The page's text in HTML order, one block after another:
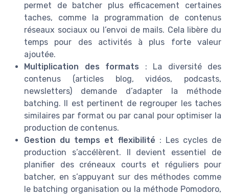
permet de batcher plus efficacement certaines
taches, comme la programmation de contenus
réseaux sociaux ou l’envoi de mails. Cela libère du
temps pour des activités à plus forte valeur
ajoutée.
Multiplication des formats : La diversité des
contenus (articles blog, vidéos, podcasts,
newsletters) demande d’adapter la méthode
batching. Il est pertinent de regrouper les taches
similaires par format ou par canal pour optimiser la
production de contenus.
Gestion du temps et flexibilité : Les cycles de
production s’accélèrent. Il devient essentiel de
planifier des créneaux courts et réguliers pour
batcher, en s’appuyant sur des méthodes comme
le batching organisation ou la méthode Pomodoro,